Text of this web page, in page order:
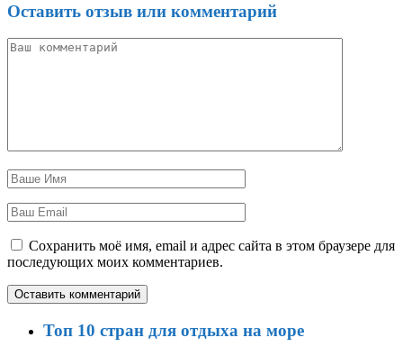
Оставить отзыв или комментарий
Сохранить моё имя, email и адрес сайта в этом браузере для
последующих моих комментариев.
Топ 10 стран для отдыха на море